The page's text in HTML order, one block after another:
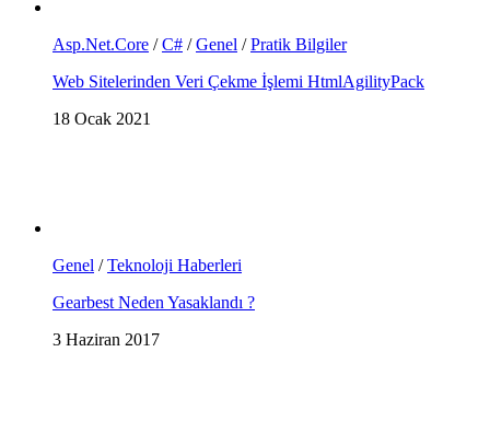
Asp.Net.Core /C# /Genel /Pratik Bilgiler
Web Sitelerinden Veri Çekme İşlemi HtmlAgilityPack
18 Ocak 2021
Genel /Teknoloji Haberleri
Gearbest Neden Yasaklandı ?
3 Haziran 2017